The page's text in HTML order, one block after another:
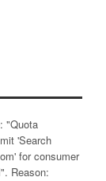
"Quota
'Search
for consumer
Reason: